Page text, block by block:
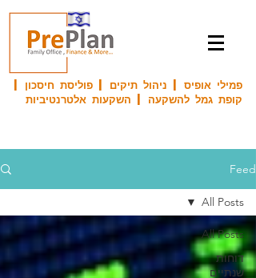
פמילי אופיס | ניהול תיקים | פוליסת חיסכון |
קופת גמל להשקעה | השקעות אלטרנטיביות
Feed
All Posts
דוחות
שנתיים
All Posts